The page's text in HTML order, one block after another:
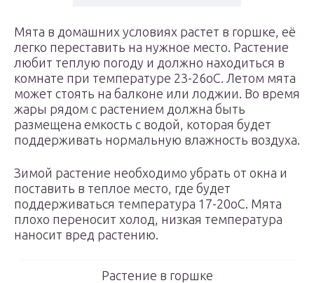
Мята в домашних условиях растет в горшке, её
легко переставить на нужное место. Растение
любит теплую погоду и должно находиться в
комнате при температуре 23-26оС. Летом мята
может стоять на балконе или лоджии. Во время
жары рядом с растением должна быть
размещена емкость с водой, которая будет
поддерживать нормальную влажность воздуха.
Зимой растение необходимо убрать от окна и
поставить в теплое место, где будет
поддерживаться температура 17-20оС. Мята
плохо переносит холод, низкая температура
наносит вред растению.
Растение в горшке